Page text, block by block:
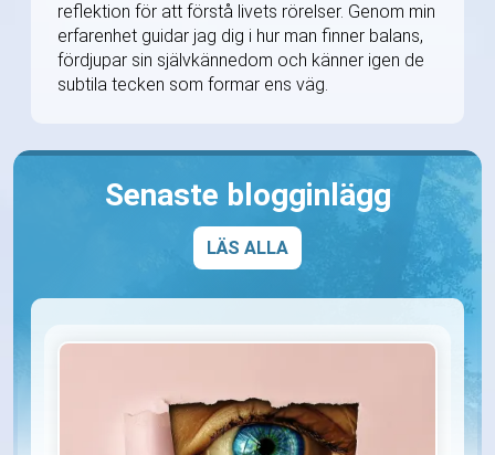
reflektion för att förstå livets rörelser. Genom min
erfarenhet guidar jag dig i hur man finner balans,
fördjupar sin självkännedom och känner igen de
subtila tecken som formar ens väg.
Senaste blogginlägg
LÄS ALLA